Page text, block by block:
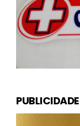
PUBLICIDADE